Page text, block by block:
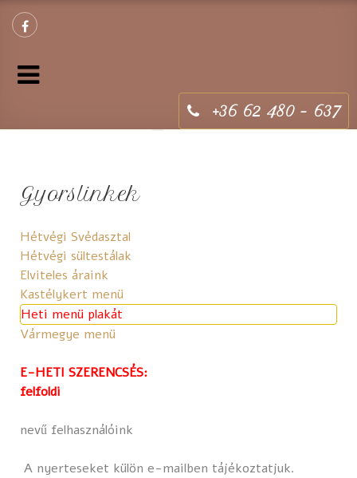
+36 62 480 - 637
Gyorslinkek
Hétvégi Svédasztal
Hétvégi sültestálak
Elviteles áraink
Kastélykert menü
Heti menü plakát
Vármegye menü
E-HETI SZERENCSÉS:
felfoldi
nevű felhasználóink
A nyerteseket külön e-mailben tájékoztatjuk.